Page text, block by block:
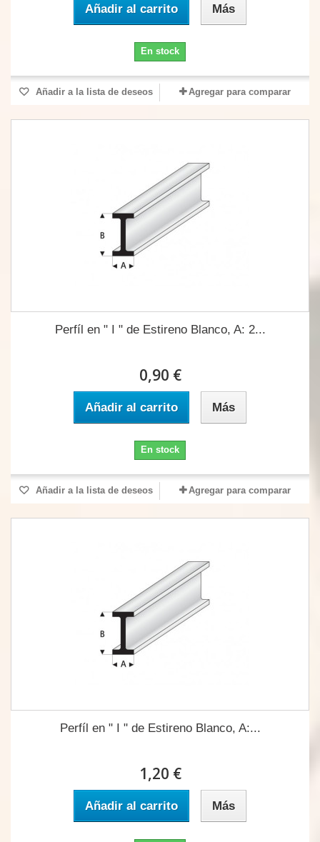
Añadir al carrito Más
En stock
Añadir a la lista de deseos Agregar para comparar
Perfíl en " I " de Estireno Blanco, A: 2...
0,90 €
Añadir al carrito Más
En stock
Añadir a la lista de deseos Agregar para comparar
Perfíl en " I " de Estireno Blanco, A:...
1,20 €
Añadir al carrito Más